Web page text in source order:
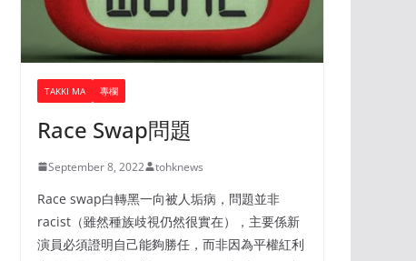
TAKKI MA 專欄
Race Swap問題
September 8, 2022 tohknews
Race swap白轉黑一向被人垢病，問題並非
racist（雖然種族歧視仍然很實在），主要係新
演員必須證明自己能夠勝任，而非因為平權紅利